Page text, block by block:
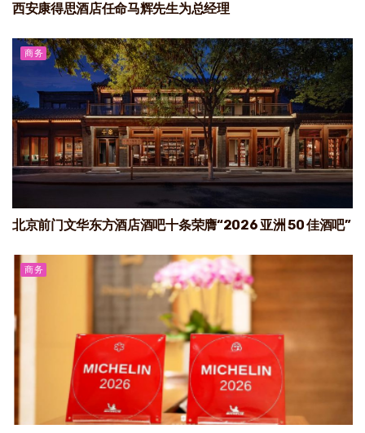
西安康得思酒店任命马辉先生为总经理
商务
北京前门文华东方酒店酒吧十条荣膺“2026 亚洲 50 佳酒吧”
商务